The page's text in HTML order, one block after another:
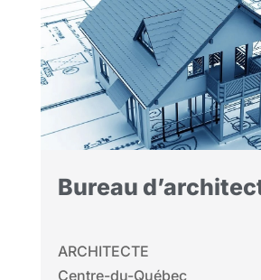
Bureau
ARCHITECTE
Centre-du-Québec